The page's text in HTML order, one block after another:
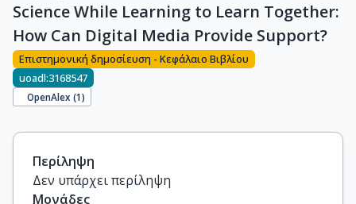
Science While Learning to Learn Together:
How Can Digital Media Provide Support?
Επιστημονική δημοσίευση - Κεφάλαιο Βιβλίου
uoadl:3168547
OpenAlex (1)
Περίληψη
Δεν υπάρχει περίληψη
Μονάδες